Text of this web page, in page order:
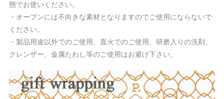
態でお使いください。
・オーブンには不向きな素材となりますのでご使用にならないで
ください。
・製品用途以外でのご使用、直火でのご使用、研磨入りの洗剤、
クレンザー、金属たわし等のご使用はお避け下さい。